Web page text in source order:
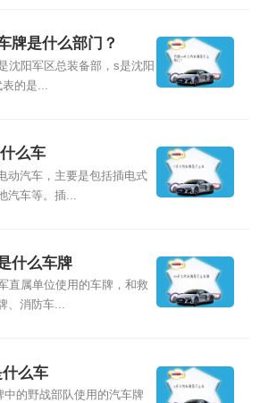
牌是什么部门？
沈阳军区总装备部，s是沈阳
的是...
么车
动汽车，主要是包括插电式
汽车等。插...
什么车牌
直属单位使用的车牌，和救
、消防车...
么车
中的野战部队使用的汽车牌